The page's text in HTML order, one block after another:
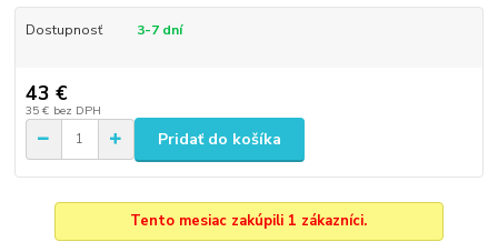
Dostupnosť 3-7 dní
43 €
35 € bez DPH
Pridať do košíka
Tento mesiac zakúpili 1 zákazníci.